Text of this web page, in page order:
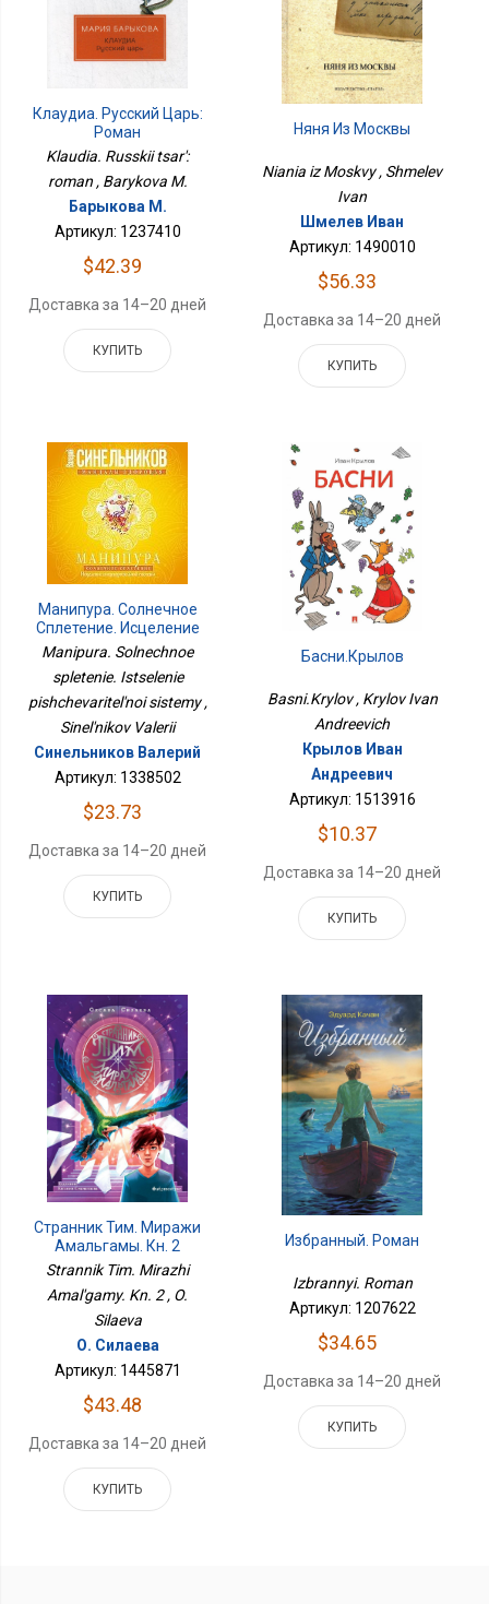
Клаудиа. Русский Царь:
Роман
Klaudia. Russkii tsar':
roman , Barykova M.
Барыкова М.
Артикул: 1237410
$42.39
Доставка за 14–20 дней
КУПИТЬ
Няня Из Москвы
Niania iz Moskvy , Shmelev
Ivan
Шмелев Иван
Артикул: 1490010
$56.33
Доставка за 14–20 дней
КУПИТЬ
Манипура. Солнечное
Сплетение. Исцеление
Пищеварительной
Manipura. Solnechnoe
spletenie. Istselenie
pishchevaritel'noi sistemy ,
Sinel'nikov Valerii
Синельников Валерий
Артикул: 1338502
$23.73
Доставка за 14–20 дней
КУПИТЬ
Басни.Крылов
Basni.Krylov , Krylov Ivan
Andreevich
Крылов Иван
Андреевич
Артикул: 1513916
$10.37
Доставка за 14–20 дней
КУПИТЬ
Странник Тим. Миражи
Амальгамы. Кн. 2
Strannik Tim. Mirazhi
Amal'gamy. Kn. 2 , O.
Silaeva
О. Силаева
Артикул: 1445871
$43.48
Доставка за 14–20 дней
КУПИТЬ
Избранный. Роман
Izbrannyi. Roman
Артикул: 1207622
$34.65
Доставка за 14–20 дней
КУПИТЬ